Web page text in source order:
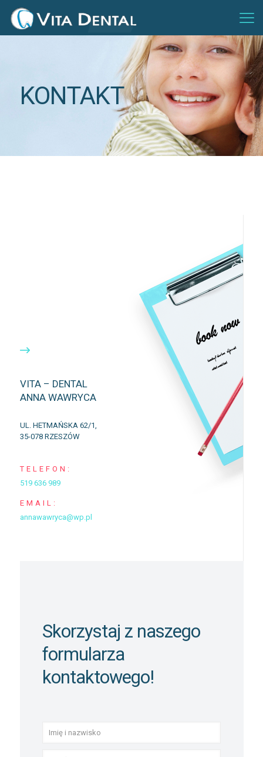
KONTAKT
VITA – DENTAL
ANNA WAWRYCA
UL. HETMAŃSKA 62/1,
35-078 RZESZÓW
TELEFON:
519 636 989
EMAIL:
annawawryca@wp.pl
Skorzystaj z naszego
formularza
kontaktowego!